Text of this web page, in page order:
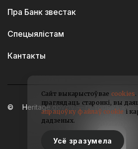
Пра Банк звестак
Спецыялістам
Кантакты
Heritage.gov.by — гісторыка-
Беларусі
Сайт выкарыстоўвае cookies
праглядаць старонкі, вы
апрацоўку файлаў cookie і
дадзеных.
Усё зразумела